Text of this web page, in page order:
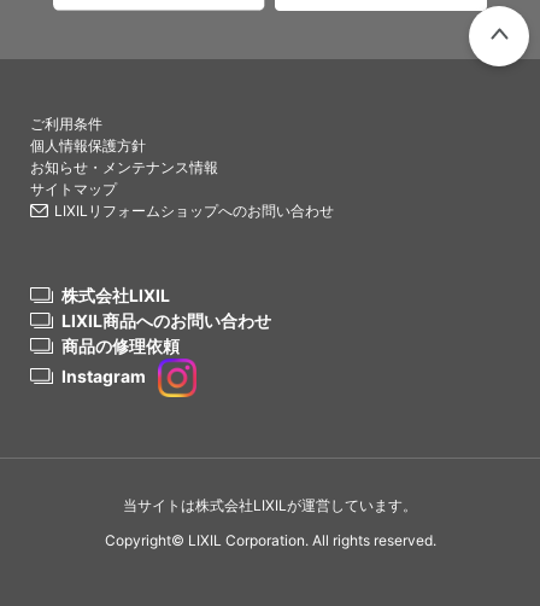
ご利用条件
個人情報保護方針
お知らせ・メンテナンス情報
サイトマップ
LIXILリフォームショップへのお問い合わせ
株式会社LIXIL
LIXIL商品へのお問い合わせ
商品の修理依頼
Instagram
当サイトは株式会社LIXILが運営しています。
Copyright© LIXIL Corporation. All rights reserved.